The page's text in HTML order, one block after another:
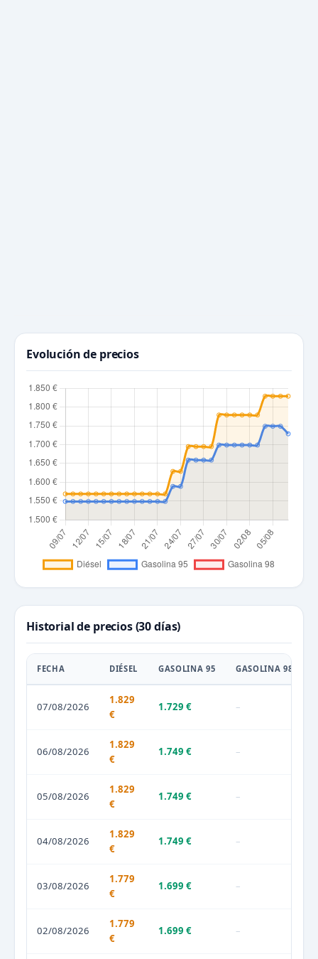
Evolución de precios
Historial de precios (30 días)
FECHA DIÉSEL GASOLINA 95 GASOLINA 98
07/08/2026
1.829
€
1.729 € –
06/08/2026
1.829
€
1.749 € –
05/08/2026
1.829
€
1.749 € –
04/08/2026
1.829
€
1.749 € –
03/08/2026
1.779
€
1.699 € –
02/08/2026
1.779
€
1.699 € –